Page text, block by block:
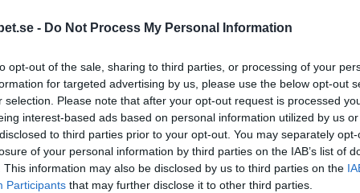
- Do Not Process My Personal Information
opt-out of the sale, sharing to third parties, or processing of your
for targeted advertising by us, please use the below opt-out
selection. Please note that after your opt-out request is processed
interest-based ads based on personal information utilized by us
to third parties prior to your opt-out. You may separately
of your personal information by third parties on the IAB’s list of
This information may also be disclosed by us to third parties on the
Participants that may further disclose it to other third parties.
Nästa sida »
2007-11-13 09:02
2007-11-13 10:55
Kom ihåg mig
Glömt ditt lösenord?
Få ny aktiveringslänk
Betapet är gratis!